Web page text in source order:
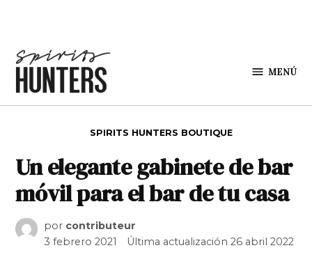
MENÚ
SPIRITS HUNTERS BOUTIQUE
Un elegante gabinete de bar
móvil para el bar de tu casa
por contributeur
3 febrero 2021
Última actualización26 abril 2022